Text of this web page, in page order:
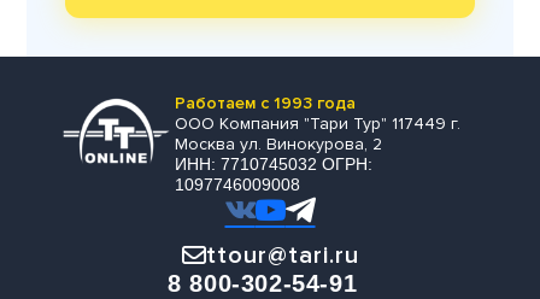
Работаем с 1993 года
ООО Компания "Тари Тур" 117449 г.
Москва ул. Винокурова, 2
ИНН: 7710745032 ОГРН:
1097746009008
ttour@tari.ru
8 800-302-54-91